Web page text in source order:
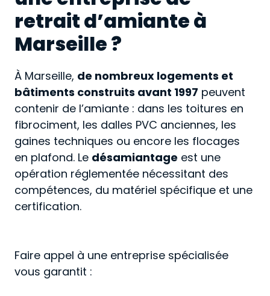
retrait d’amiante à
Marseille ?
À Marseille, de nombreux logements et
bâtiments construits avant 1997 peuvent
contenir de l’amiante : dans les toitures en
fibrociment, les dalles PVC anciennes, les
gaines techniques ou encore les flocages
en plafond. Le désamiantage est une
opération réglementée nécessitant des
compétences, du matériel spécifique et une
certification.
Faire appel à une entreprise spécialisée
vous garantit :